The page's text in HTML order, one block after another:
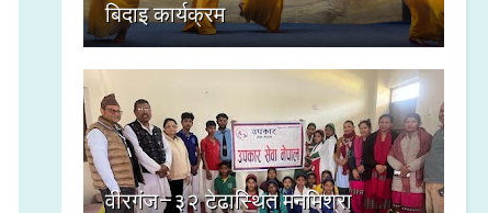
बिदाइ कार्यक्रम
वीरगंज–३२ टेढास्थित मनमिश्रा